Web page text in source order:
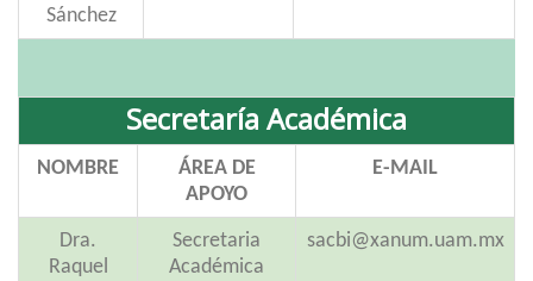
Sánchez
Secretaría Académica
NOMBRE
ÁREA DE
APOYO
E-MAIL
Dra.
Raquel
Secretaria
Académica
sacbi@xanum.uam.mx